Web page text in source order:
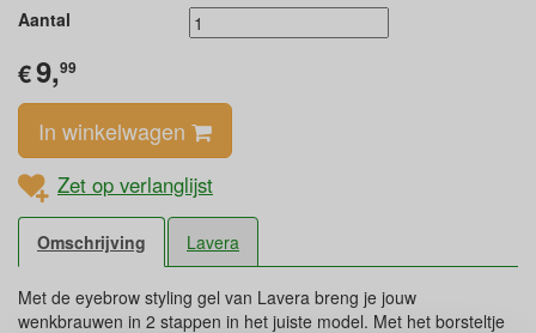
Aantal
€9,99
In winkelwagen
Zet op verlanglijst
Omschrijving Lavera
Met de eyebrow styling gel van Lavera breng je jouw
wenkbrauwen in 2 stappen in het juiste model. Met het borsteltje